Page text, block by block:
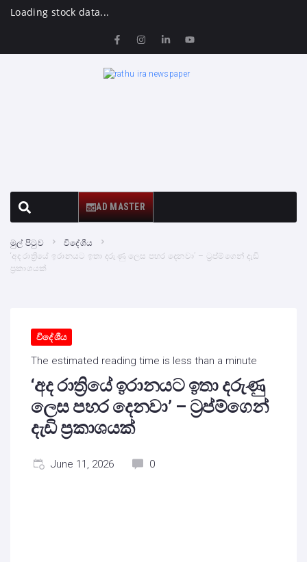
Loading stock data...
AD MASTER
මුල් පිටුව
විදේශීය
‘අද රාත්‍රියේ ඉරානයට ඉතා දරුණු ලෙස පහර දෙනවා’ – ට්‍රප්ම්ගෙන් දැඩි
ප්‍රකාශයක්
විදේශීය
The estimated reading time is less than a minute
‘අද රාත්‍රියේ ඉරානයට ඉතා දරුණු
ලෙස පහර දෙනවා’ – ට්‍රප්ම්ගෙන්
දැඩි ප්‍රකාශයක්
June 11, 2026 0